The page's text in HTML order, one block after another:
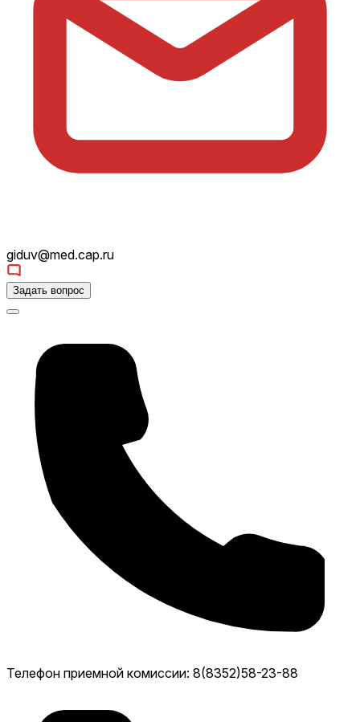
giduv@med.cap.ru
Задать вопрос
Телефон приемной комиссии: 8(8352)58-23-88